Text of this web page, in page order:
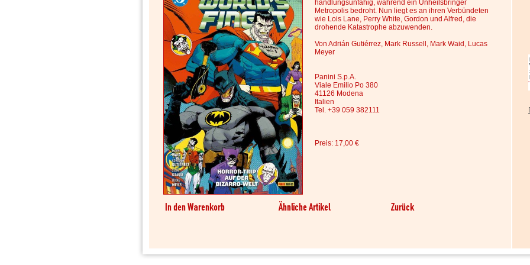
handlungsunfähig, während ein Unheilsbringer
Metropolis bedroht. Nun liegt es an ihren Verbündeten
wie Lois Lane, Perry White, Gordon und Alfred, die
drohende Katastrophe abzuwenden.
Von Adrián Gutiérrez, Mark Russell, Mark Waid, Lucas
Meyer
Panini S.p.A.
Viale Emilio Po 380
41126 Modena
Italien
Tel. +39 059 382111
Preis: 17,00 €